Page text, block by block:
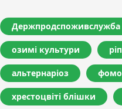
Держпродспоживслужба
озимі культури
альтернаріоз
хрестоцвіті блішки